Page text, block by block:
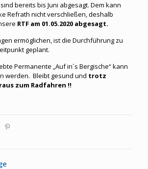
sind bereits bis Juni abgesagt. Dem kann
Refrath nicht verschließen, deshalb
RTF am 01.05.2020 abgesagt.
ermöglichen, ist die Durchführung zu
geplant.
Permanente „Auf in´s Bergische“ kann
werden. Bleibt gesund und trotz
raus zum Radfahren !!